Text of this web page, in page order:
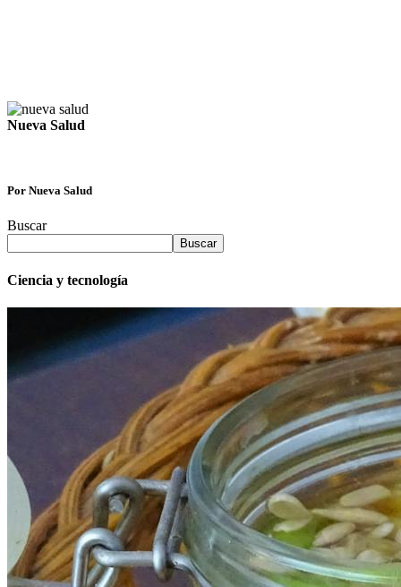
Nueva Salud
Por Nueva Salud
Buscar
Buscar
Ciencia y tecnología